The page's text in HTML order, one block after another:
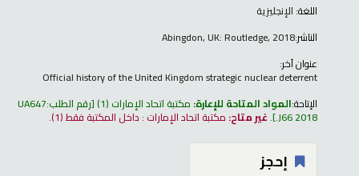
اللغة: الإنجليزية
الناشر:Abingdon, UK: Routledge, 2018
عنوان آخر:
Official history of the United Kingdom strategic nuclear deterrent
الإتاحة:المواد المتاحة للإعارة: مكتبة اتحاد الإمارات (1) رقم الطلب:UA647
.J66 2018
.غير متاح: مكتبة اتحاد الإمارات : داخل المكتبة فقط(1).
إحجز